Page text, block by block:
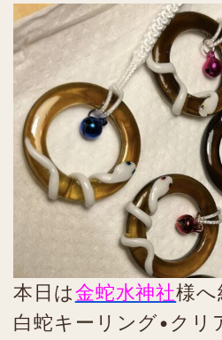
本日は金蛇水神社様へ
白蛇キーリング•クリ